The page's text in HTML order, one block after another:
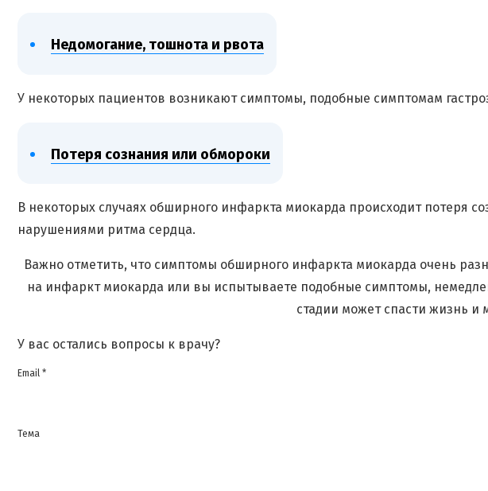
Недомогание, тошнота и рвота
У некоторых пациентов возникают симптомы, подобные симптомам
Потеря сознания или обмороки
В некоторых случаях обширного инфаркта миокарда происходит потеря
нарушениями ритма сердца.
Важно отметить, что симптомы обширного инфаркта миокарда очень
на инфаркт миокарда или вы испытываете подобные симптомы,
стадии может спасти жизнь
У вас остались вопросы к врачу?
Email *
Тема